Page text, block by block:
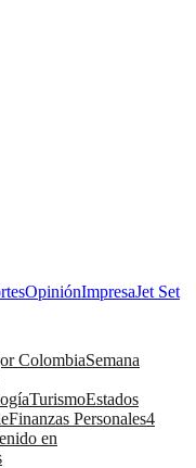
OpiniónImpresaJet Set
ColombiaSemana
TurismoEstados
Finanzas Personales4
en